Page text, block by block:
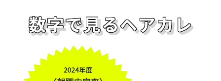
数字で見るヘアカレ